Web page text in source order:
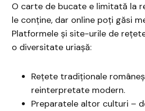
O carte de bucate e limitată la
le conține, dar online poți găsi
Platformele și site-urile de
o diversitate uriașă:
Rețete tradiționale
reinterpretate modern.
Preparatele altor culturi –